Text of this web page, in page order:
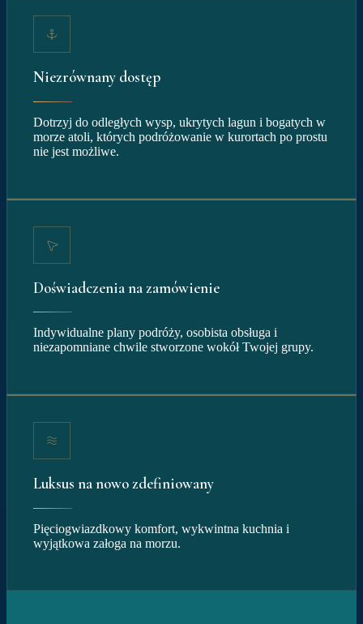
Niezrównany dostęp
Dotrzyj do odległych wysp, ukrytych lagun i bogatych w
morze atoli, których podróżowanie w kurortach po prostu
nie jest możliwe.
Doświadczenia na zamówienie
Indywidualne plany podróży, osobista obsługa i
niezapomniane chwile stworzone wokół Twojej grupy.
Luksus na nowo zdefiniowany
Pięciogwiazdkowy komfort, wykwintna kuchnia i
wyjątkowa załoga na morzu.